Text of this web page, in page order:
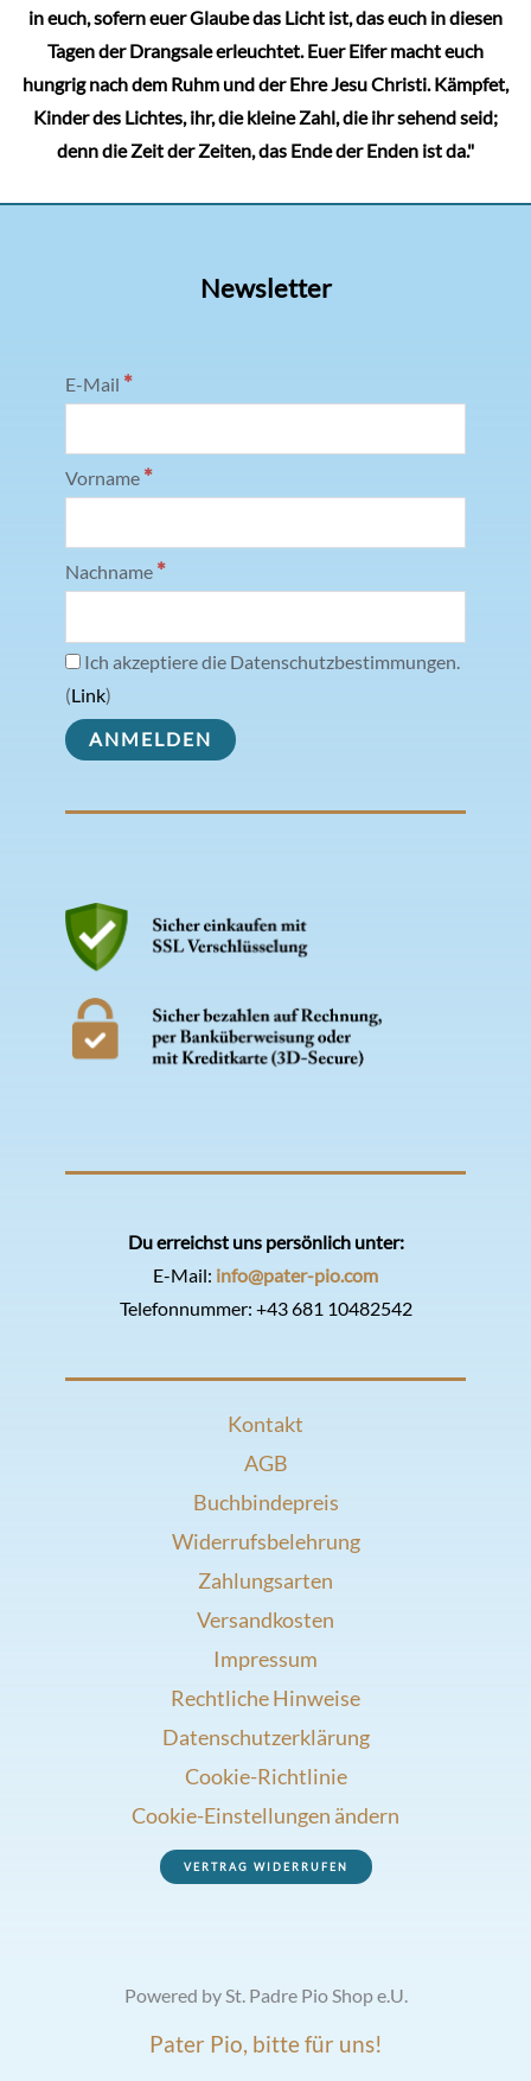
in euch, sofern euer Glaube das Licht ist, das euch in diesen
Tagen der Drangsale erleuchtet. Euer Eifer macht euch
hungrig nach dem Ruhm und der Ehre Jesu Christi. Kämpfet,
Kinder des Lichtes, ihr, die kleine Zahl, die ihr sehend seid;
denn die Zeit der Zeiten, das Ende der Enden ist da."
Newsletter
E-Mail *
Vorname *
Nachname *
Ich akzeptiere die Datenschutzbestimmungen.
(Link)
Du erreichst uns persönlich unter:
E-Mail: info@pater-pio.com
Telefonnummer: +43 681 10482542
Kontakt
AGB
Buchbindepreis
Widerrufsbelehrung
Zahlungsarten
Versandkosten
Impressum
Rechtliche Hinweise
Datenschutzerklärung
Cookie-Richtlinie
Cookie-Einstellungen ändern
VERTRAG WIDERRUFEN
Powered by St. Padre Pio Shop e.U.
Pater Pio, bitte für uns!